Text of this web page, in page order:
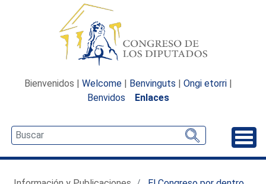
Bienvenidos | Welcome | Benvinguts | Ongi etorri |
Benvidos
Enlaces